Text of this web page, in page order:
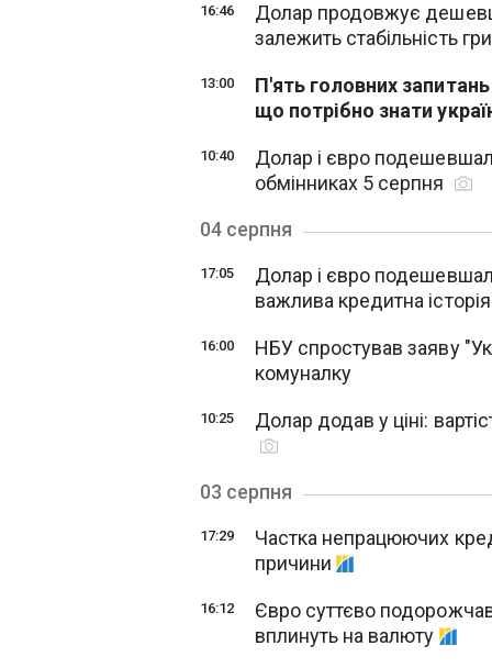
16:46
Долар продовжує
залежить стабільність
13:00
П'ять головних
що потрібно знати
10:40
Долар і євро
обмінниках 5 серпня
04 серпня
17:05
Долар і євро
важлива кредитна
16:00
НБУ спростував заяву
комуналку
10:25 Долар додав у ціні:
03 серпня
17:29
Частка непрацюючих
причини
16:12
Євро суттєво
вплинуть на валюту